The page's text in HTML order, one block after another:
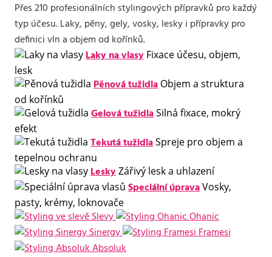
Přes 210 profesionálních stylingových přípravků pro každý
typ účesu. Laky, pěny, gely, vosky, lesky i přípravky pro
definici vln a objem od kořínků.
Laky na vlasy Fixace účesu, objem,
lesk
Pěnová tužidla Objem a struktura
od kořínků
Gelová tužidlaSilná fixace, mokrý
efekt
Tekutá tužidlaSpreje pro objem a
tepelnou ochranu
LeskyZářivý lesk a uhlazení
Speciální úpravaVosky,
pasty, krémy, loknovače
Slevy
Ohanic
Sinergy
Framesi
Absoluk